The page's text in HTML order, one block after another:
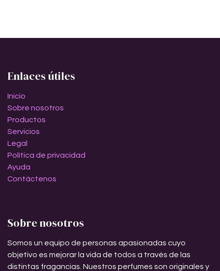
Enlaces útiles
Inicio
Sobre nosotros
Productos
Servicios
Legal
Política de privacidad
Ayuda
Contáctenos
Sobre nosotros
Somos un equipo de personas apasionadas cuyo
objetivo es mejorar la vida de todos a través de las
distintas fragancias. Nuestros perfumes son originales y